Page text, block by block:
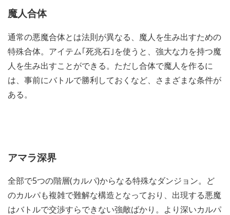
魔人合体
通常の悪魔合体とは法則が異なる、魔人を生み出すための
特殊合体。アイテム｢死兆石｣を使うと、強大な力を持つ魔
人を生み出すことができる。ただし合体で魔人を作るに
は、事前にバトルで勝利しておくなど、さまざまな条件が
ある。
アマラ深界
全部で5つの階層(カルパ)からなる特殊なダンジョン。ど
のカルパも複雑で難解な構造となっており、出現する悪魔
はバトルで交渉すらできない強敵ばかり。より深いカルパ